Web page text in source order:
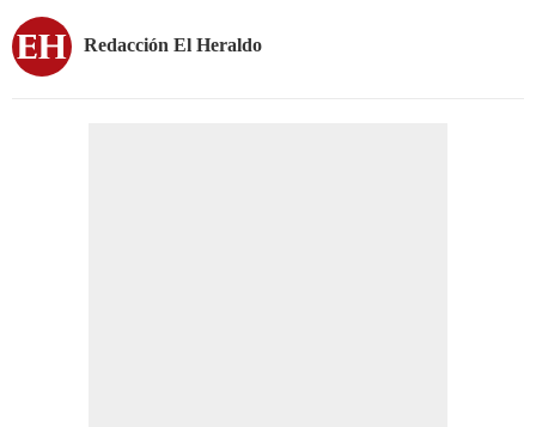
Redacción El Heraldo